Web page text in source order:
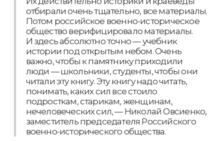
отбирали очень тщательно, все материалы.
Потом российское военно-историческое
общество верифицировало материалы.
И здесь абсолютно точно — учебник
истории под открытым небом. Очень
важно, чтобы к памятнику приходили
люди — школьники, студенты, чтобы они
читали эту книгу. Эту книгу надо читать,
понимать, каких сил все стоило
подросткам, старикам, женщинам,
нечеловеческих сил, — Николай Овсиенко,
заместитель председателя Российского
военно-исторического общества.